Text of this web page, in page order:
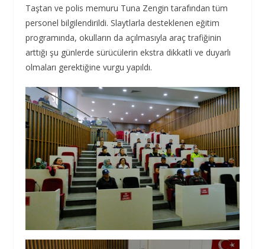
Taştan ve polis memuru Tuna Zengin tarafından tüm
personel bilgilendirildi. Slaytlarla desteklenen eğitim
programında, okulların da açılmasıyla araç trafiğinin
arttığı şu günlerde sürücülerin ekstra dikkatli ve duyarlı
olmaları gerektiğine vurgu yapıldı.